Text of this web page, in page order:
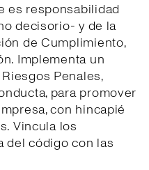
es responsabilidad
decisorio- y de la
de Cumplimiento,
Implementa un
Penales,
para promover
con hincapié
Vincula los
del código con las